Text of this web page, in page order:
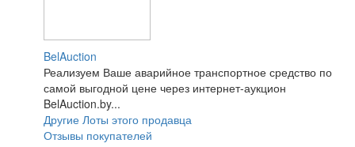
BelAuction
Реализуем Ваше аварийное транспортное средство по
самой выгодной цене через интернет-аукцион
BelAuction.by...
Другие Лоты этого продавца
Отзывы покупателей